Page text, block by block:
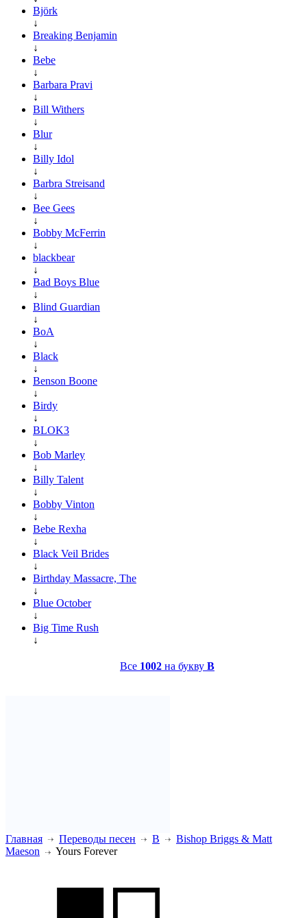
Björk
↓
Breaking Benjamin
↓
Bebe
↓
Barbara Pravi
↓
Bill Withers
↓
Blur
↓
Billy Idol
↓
Barbra Streisand
↓
Bee Gees
↓
Bobby McFerrin
↓
blackbear
↓
Bad Boys Blue
↓
Blind Guardian
↓
BoA
↓
Black
↓
Benson Boone
↓
Birdy
↓
BLOK3
↓
Bob Marley
↓
Billy Talent
↓
Bobby Vinton
↓
Bebe Rexha
↓
Black Veil Brides
↓
Birthday Massacre, The
↓
Blue October
↓
Big Time Rush
↓
Все 1002 на букву B
Главная Переводы песен B
Bishop Briggs & Matt
Maeson
Yours Forever